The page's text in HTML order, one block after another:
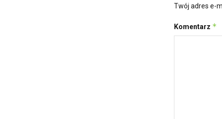
Twój adres e-
Komentarz *